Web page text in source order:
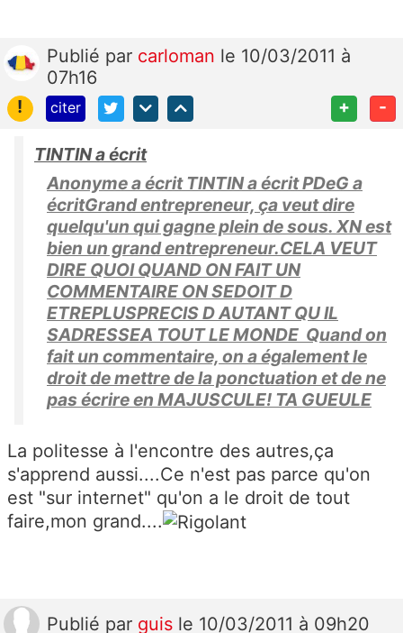
Publié par carloman le 10/03/2011 à
07h16
!
citer + -
TINTIN a écrit
Anonyme a écrit TINTIN a écrit PDeG a
écritGrand entrepreneur, ça veut dire
quelqu'un qui gagne plein de sous. XN est
bien un grand entrepreneur.CELA VEUT
DIRE QUOI QUAND ON FAIT UN
COMMENTAIRE ON SEDOIT D
ETREPLUSPRECIS D AUTANT QU IL
SADRESSEA TOUT LE MONDE Quand on
fait un commentaire, on a également le
droit de mettre de la ponctuation et de ne
pas écrire en MAJUSCULE! TA GUEULE
La politesse à l'encontre des autres,ça
s'apprend aussi....Ce n'est pas parce qu'on
est "sur internet" qu'on a le droit de tout
faire,mon grand....
Publié par guis le 10/03/2011 à 09h20